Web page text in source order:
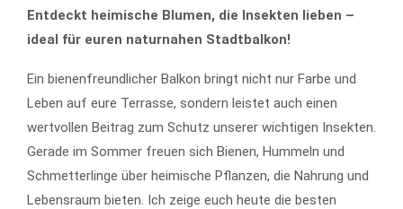
Entdeckt heimische Blumen, die Insekten lieben –
ideal für euren naturnahen Stadtbalkon!
Ein bienenfreundlicher Balkon bringt nicht nur Farbe und
Leben auf eure Terrasse, sondern leistet auch einen
wertvollen Beitrag zum Schutz unserer wichtigen Insekten.
Gerade im Sommer freuen sich Bienen, Hummeln und
Schmetterlinge über heimische Pflanzen, die Nahrung und
Lebensraum bieten. Ich zeige euch heute die besten